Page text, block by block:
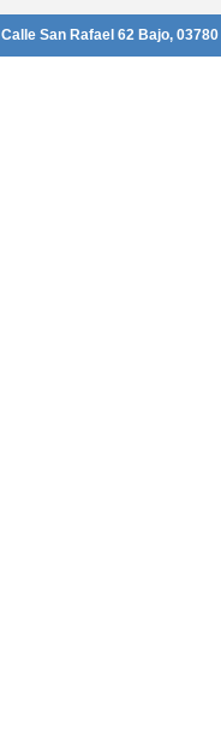
Calle San Rafael 62 Bajo,